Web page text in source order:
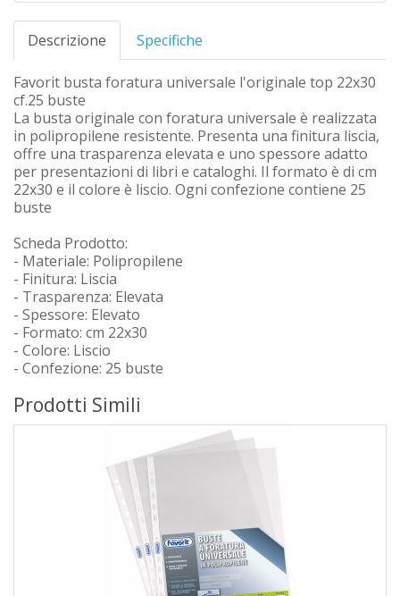
Descrizione Specifiche
Favorit busta foratura universale l'originale top 22x30
cf.25 buste
La busta originale con foratura universale è realizzata
in polipropilene resistente. Presenta una finitura liscia,
offre una trasparenza elevata e uno spessore adatto
per presentazioni di libri e cataloghi. Il formato è di cm
22x30 e il colore è liscio. Ogni confezione contiene 25
buste
Scheda Prodotto:
- Materiale: Polipropilene
- Finitura: Liscia
- Trasparenza: Elevata
- Spessore: Elevato
- Formato: cm 22x30
- Colore: Liscio
- Confezione: 25 buste
Prodotti Simili